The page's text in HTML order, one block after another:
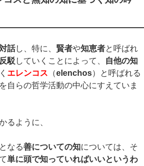
話し、特に、 賢者や知恵者と呼ばれ
反駁 していくことによって、 自他の知
エレンコス （elenchos）と呼ばれる
自らの哲学活動の中心にすえていま
るように、
なる善についての知については、そ
単に頭で知っていればいいというわ